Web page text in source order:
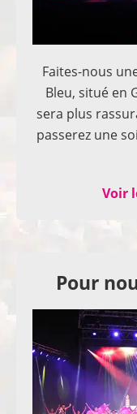
Faites-nous
Bleu, situé en
sera plus
passerez une
Voir
Pour